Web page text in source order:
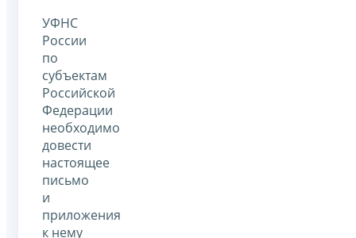
УФНС
России
по
субъектам
Российской
Федерации
необходимо
довести
настоящее
письмо
и
приложения
к нему